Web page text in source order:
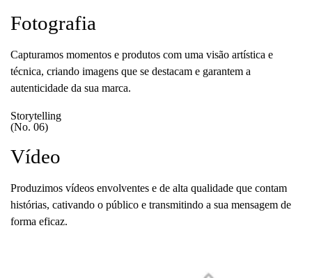
Fotografia
Capturamos momentos e produtos com uma visão artística e
técnica, criando imagens que se destacam e garantem a
autenticidade da sua marca.
Storytelling
(No. 06)
Vídeo
Produzimos vídeos envolventes e de alta qualidade que contam
histórias, cativando o público e transmitindo a sua mensagem de
forma eficaz.